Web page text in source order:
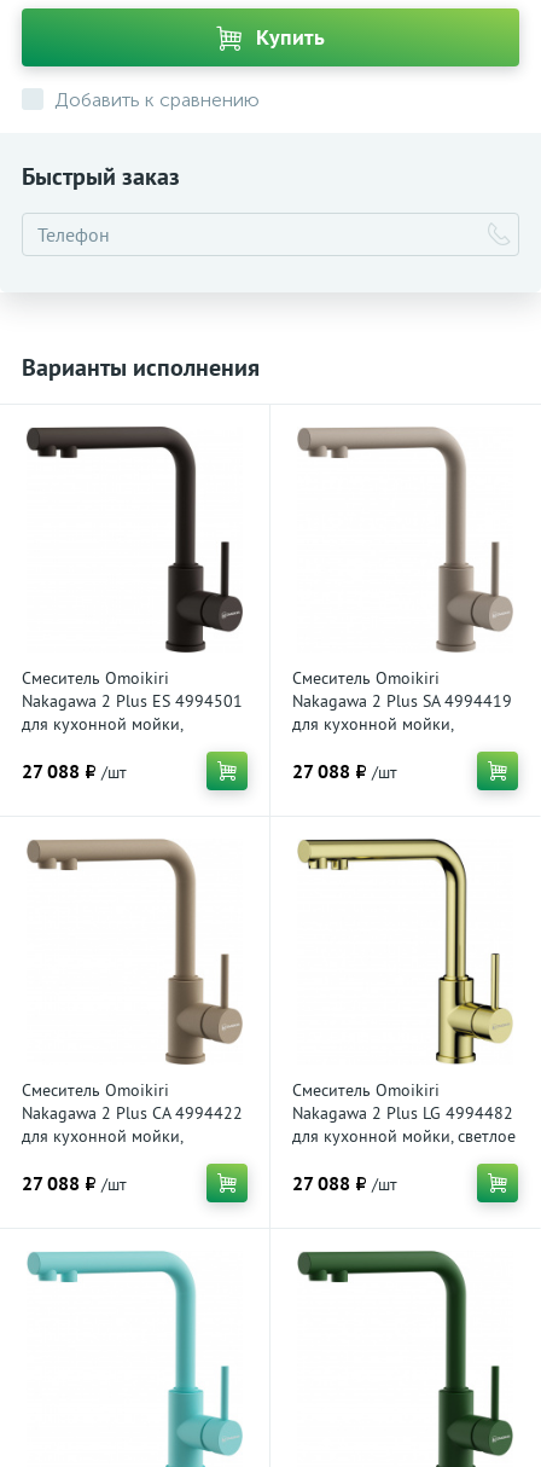
Купить
Добавить к сравнению
Быстрый заказ
Варианты исполнения
Смеситель Omoikiri
Nakagawa 2 Plus ES 4994501
для кухонной мойки,
27 088 ₽ /шт
Смеситель Omoikiri
Nakagawa 2 Plus SA 4994419
для кухонной мойки,
27 088 ₽ /шт
Смеситель Omoikiri
Nakagawa 2 Plus CA 4994422
для кухонной мойки,
27 088 ₽ /шт
Смеситель Omoikiri
Nakagawa 2 Plus LG 4994482
для кухонной мойки, светлое
27 088 ₽ /шт